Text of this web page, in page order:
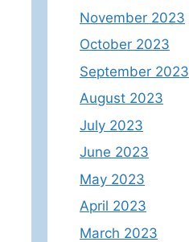
November 2023
October 2023
September 2023
August 2023
July 2023
June 2023
May 2023
April 2023
March 2023